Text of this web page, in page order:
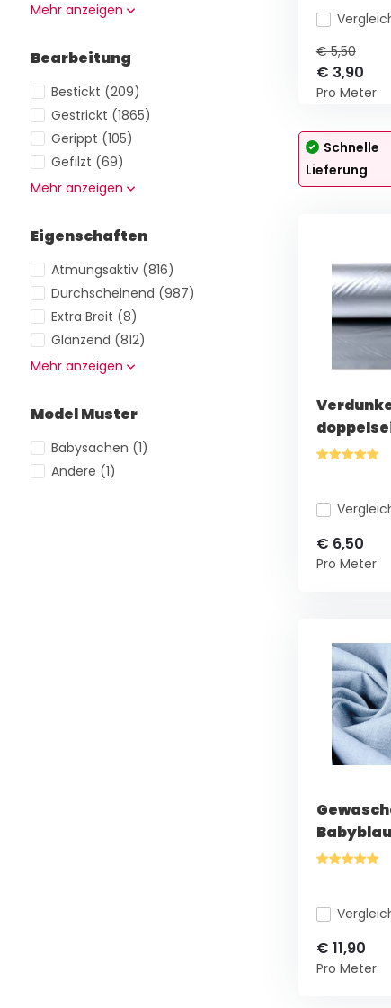
Mehr anzeigen
Bearbeitung
Bestickt (209)
Gestrickt (1865)
Gerippt (105)
Gefilzt (69)
Mehr anzeigen
Eigenschaften
Atmungsaktiv (816)
Durchscheinend (987)
Extra Breit (8)
Glänzend (812)
Mehr anzeigen
Model Muster
Babysachen (1)
Andere (1)
€ 5,50
€ 3,90
Pro Meter
Schnelle
Lieferung
€ 6,50
Pro Meter
Babyblau
€ 11,90
Pro Meter